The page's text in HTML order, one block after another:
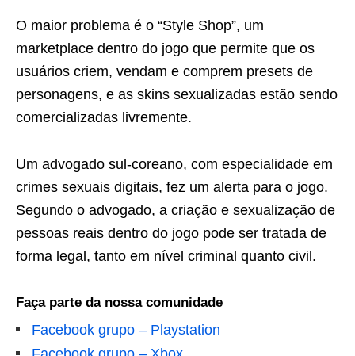
O maior problema é o “Style Shop”, um
marketplace dentro do jogo que permite que os
usuários criem, vendam e comprem presets de
personagens, e as skins sexualizadas estão sendo
comercializadas livremente.
Um advogado sul-coreano, com especialidade em
crimes sexuais digitais, fez um alerta para o jogo.
Segundo o advogado, a criação e sexualização de
pessoas reais dentro do jogo pode ser tratada de
forma legal, tanto em nível criminal quanto civil.
Faça parte da nossa comunidade
Facebook grupo – Playstation